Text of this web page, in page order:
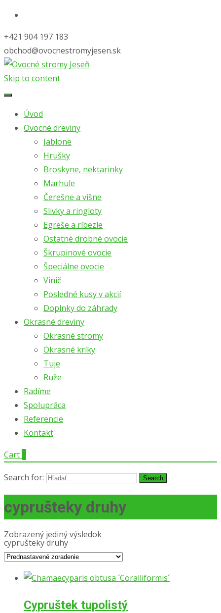
+421 904 197 183
obchod@ovocnestromyjesen.sk
Skip to content
Úvod
Ovocné dreviny
Jablone
Hrušky
Broskyne, nektarinky
Marhule
Čerešne a višne
Slivky a ringloty
Egreše a ríbezle
Ostatné drobné ovocie
Škrupinové ovocie
Špeciálne ovocie
Vinič
Posledné kusy v akcií
Doplnky do záhrady
Okrasné dreviny
Okrasné stromy
Okrasné kríky
Tuje
Ruže
Radíme
Spolupráca
Referencie
Kontakt
Cart
Search for:
cyprušteky druhy
cyprušteky druhy
Zobrazený jediný výsledok
Cypruštek tupolistý